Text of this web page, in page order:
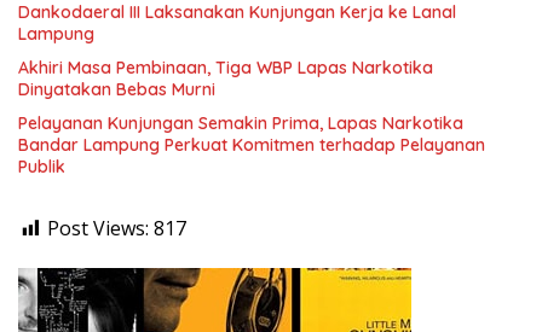
Dankodaeral III Laksanakan Kunjungan Kerja ke Lanal
Lampung
Akhiri Masa Pembinaan, Tiga WBP Lapas Narkotika
Dinyatakan Bebas Murni
Pelayanan Kunjungan Semakin Prima, Lapas Narkotika
Bandar Lampung Perkuat Komitmen terhadap Pelayanan
Publik
Post Views: 817